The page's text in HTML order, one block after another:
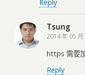
Reply
Tsung
2014 年 05 月
https 需要
Reply